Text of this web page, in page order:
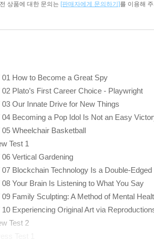
상품에 대한 문의는 [판매자에게 문의하기]를 이용해
01 How to Become a Great Spy
02 Plato’s First Career Choice - Playwright
03 Our Innate Drive for New Things
04 Becoming a Pop Idol Is Not an Easy
05 Wheelchair Basketball
Test 1
06 Vertical Gardening
07 Blockchain Technology Is a Double-
08 Your Brain Is Listening to What You Say
09 Family Sculpting: A Method of Mental
10 Experiencing Original Art via
Test 2